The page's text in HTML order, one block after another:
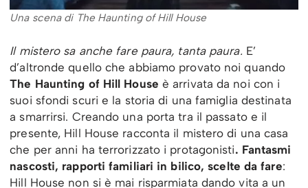
Una scena di The Haunting of Hill House
Il mistero sa anche fare paura, tanta paura. E’
d’altronde quello che abbiamo provato noi quando
The Haunting of Hill House è arrivata da noi con i
suoi sfondi scuri e la storia di una famiglia destinata
a smarrirsi. Creando una porta tra il passato e il
presente, Hill House racconta il mistero di una casa
che per anni ha terrorizzato i protagonisti. Fantasmi
nascosti, rapporti familiari in bilico, scelte da fare:
Hill House non si è mai risparmiata dando vita a un